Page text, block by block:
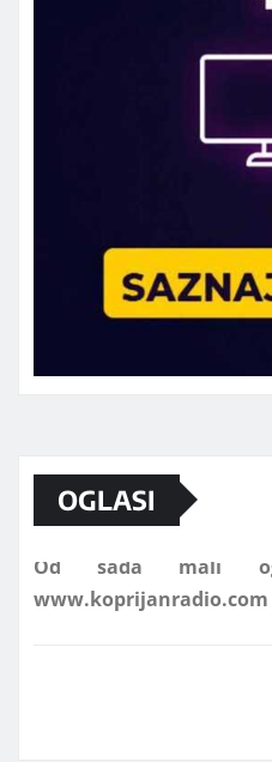
OGLASI
Od sada mali
www.koprijanradio.com